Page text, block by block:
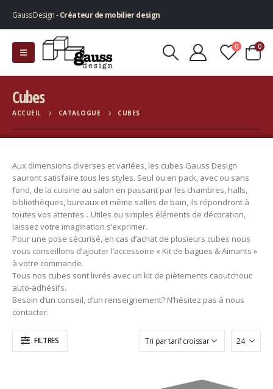
Gauss Design -Créateur de mobilier design
0 0
Cubes
ACCUEIL CATALOGUE CUBES
Aux dimensions diverses et variées, les cubes Gauss Design
sauront satisfaire tous les styles. Seul ou en pack, avec ou sans
fond, de la cuisine au salon en passant par les chambres, halls,
bibliothèques, bureaux et même salles de bain, ils répondront à
toutes vos attentes…Utiles ou simples éléments de décoration,
laissez votre imagination s’exprimer.
Pour une pose sécurisé, en cas d’achat de plusieurs cubes nous
vous conseillons d’ajouter l’accessoire « Kit de bagues & Aimants »
à votre commande.
Tous nos cubes sont livrés avec un kit de piètements caoutchouc
auto-adhésifs.
Besoin d’un conseil, d’un renseignement? N’hésitez pas à nous
contacter.
FILTRES